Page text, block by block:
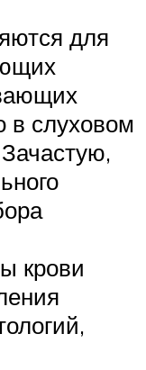
для
в слуховом
крови